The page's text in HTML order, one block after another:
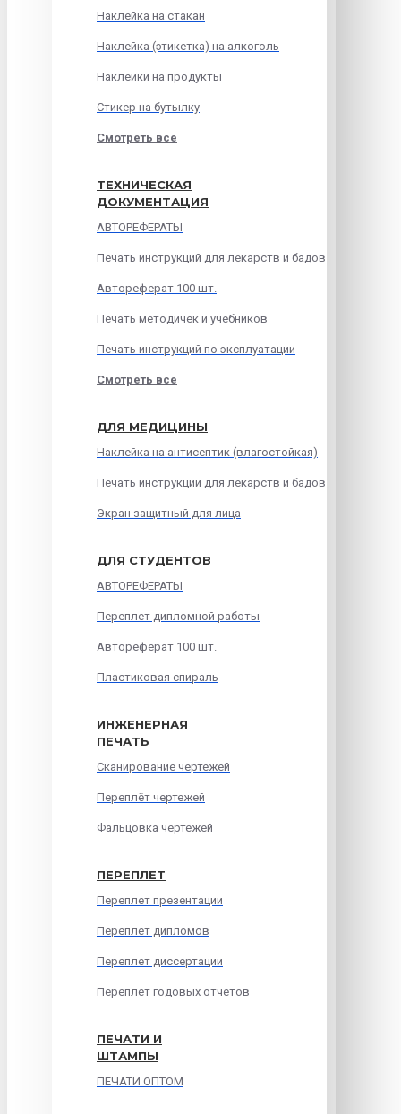
Наклейка на стакан
Наклейка (этикетка) на алкоголь
Наклейки на продукты
Стикер на бутылку
Смотреть все
ТЕХНИЧЕСКАЯ
ДОКУМЕНТАЦИЯ
АВТОРЕФЕРАТЫ
Печать инструкций для лекарств и бадов
Автореферат 100 шт.
Печать методичек и учебников
Печать инструкций по эксплуатации
Смотреть все
ДЛЯ МЕДИЦИНЫ
Наклейка на антисептик (влагостойкая)
Печать инструкций для лекарств и бадов
Экран защитный для лица
ДЛЯ СТУДЕНТОВ
АВТОРЕФЕРАТЫ
Переплет дипломной работы
Автореферат 100 шт.
Пластиковая спираль
ИНЖЕНЕРНАЯ
ПЕЧАТЬ
Сканирование чертежей
Переплёт чертежей
Фальцовка чертежей
ПЕРЕПЛЕТ
Переплет презентации
Переплет дипломов
Переплет диссертации
Переплет годовых отчетов
ПЕЧАТИ И
ШТАМПЫ
ПЕЧАТИ ОПТОМ